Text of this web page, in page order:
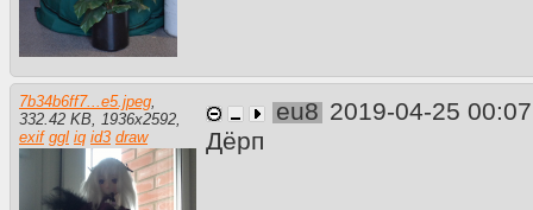
7b34b6ff7...e5.jpeg
332.42 KB
1936x2592
exif ggl iq id3 draw
eu8 2019-04-25
Дёрп